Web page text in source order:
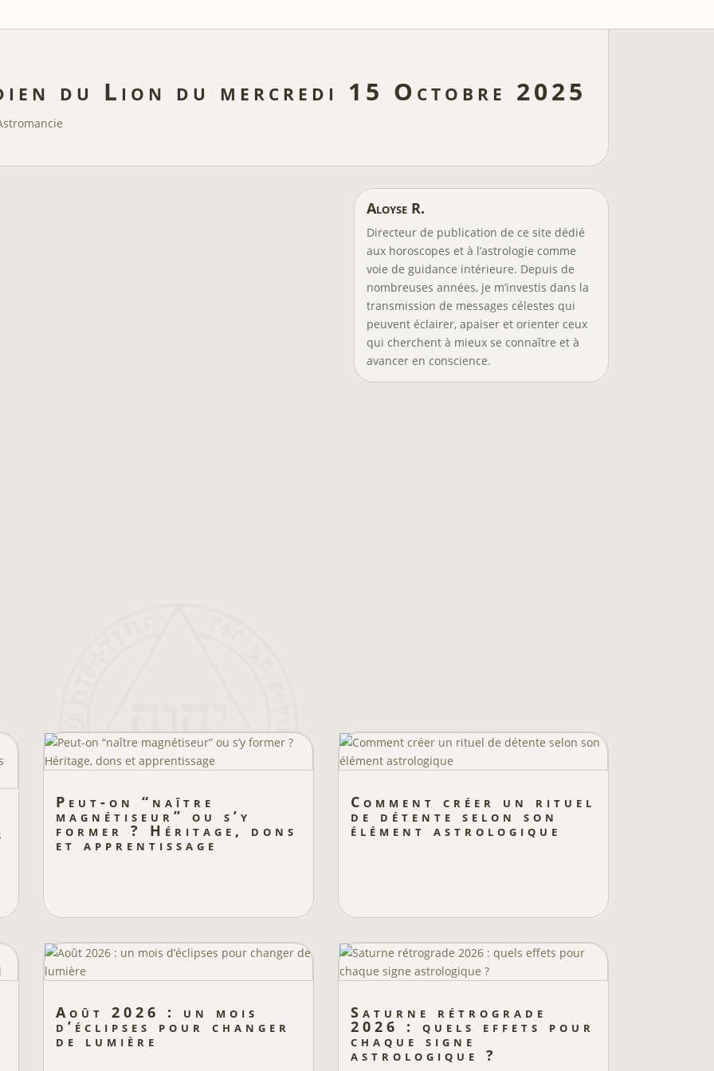
du Lion du mercredi 15 Octobre 2025
Aloyse R.
Directeur de publication de ce site dédié
aux horoscopes et à l’astrologie comme
voie de guidance intérieure. Depuis de
nombreuses années, je m’investis dans la
transmission de messages célestes qui
peuvent éclairer, apaiser et orienter ceux
qui cherchent à mieux se connaître et à
avancer en conscience.
Peut-on “naître
magnétiseur” ou s’y
former ? Héritage, dons
et apprentissage
Comment créer un rituel
de détente selon son
élément astrologique
Août 2026 : un mois
d’éclipses pour changer
de lumière
Saturne rétrograde
2026 : quels effets pour
chaque signe
astrologique ?